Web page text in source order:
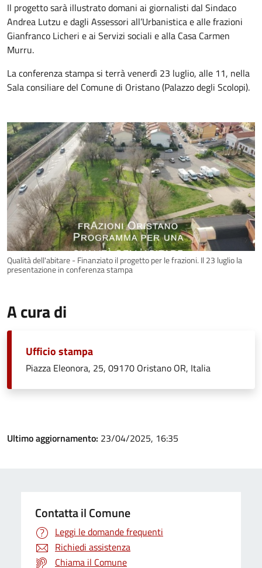
Il progetto sarà illustrato domani ai giornalisti dal Sindaco
Andrea Lutzu e dagli Assessori all’Urbanistica e alle frazioni
Gianfranco Licheri e ai Servizi sociali e alla Casa Carmen
Murru.
La conferenza stampa si terrà venerdì 23 luglio, alle 11, nella
Sala consiliare del Comune di Oristano (Palazzo degli Scolopi).
Qualità dell'abitare - Finanziato il progetto per le frazioni. Il 23 luglio la
presentazione in conferenza stampa
A cura di
Ufficio stampa
Piazza Eleonora, 25, 09170 Oristano OR, Italia
Ultimo aggiornamento: 23/04/2025, 16:35
Contatta il Comune
Leggi le domande frequenti
Richiedi assistenza
Chiama il Comune